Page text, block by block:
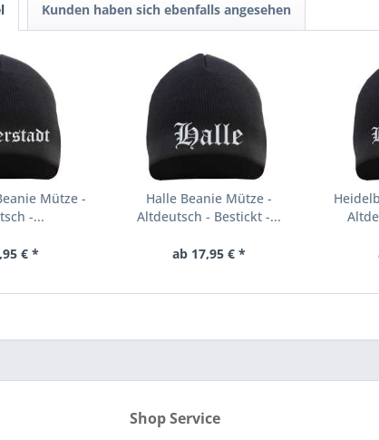
Kunden haben sich ebenfalls angesehen
Mütze -
-...
€ *
Halle Beanie Mütze -
Altdeutsch - Bestickt -...
ab 17,95 € *
Shop Service